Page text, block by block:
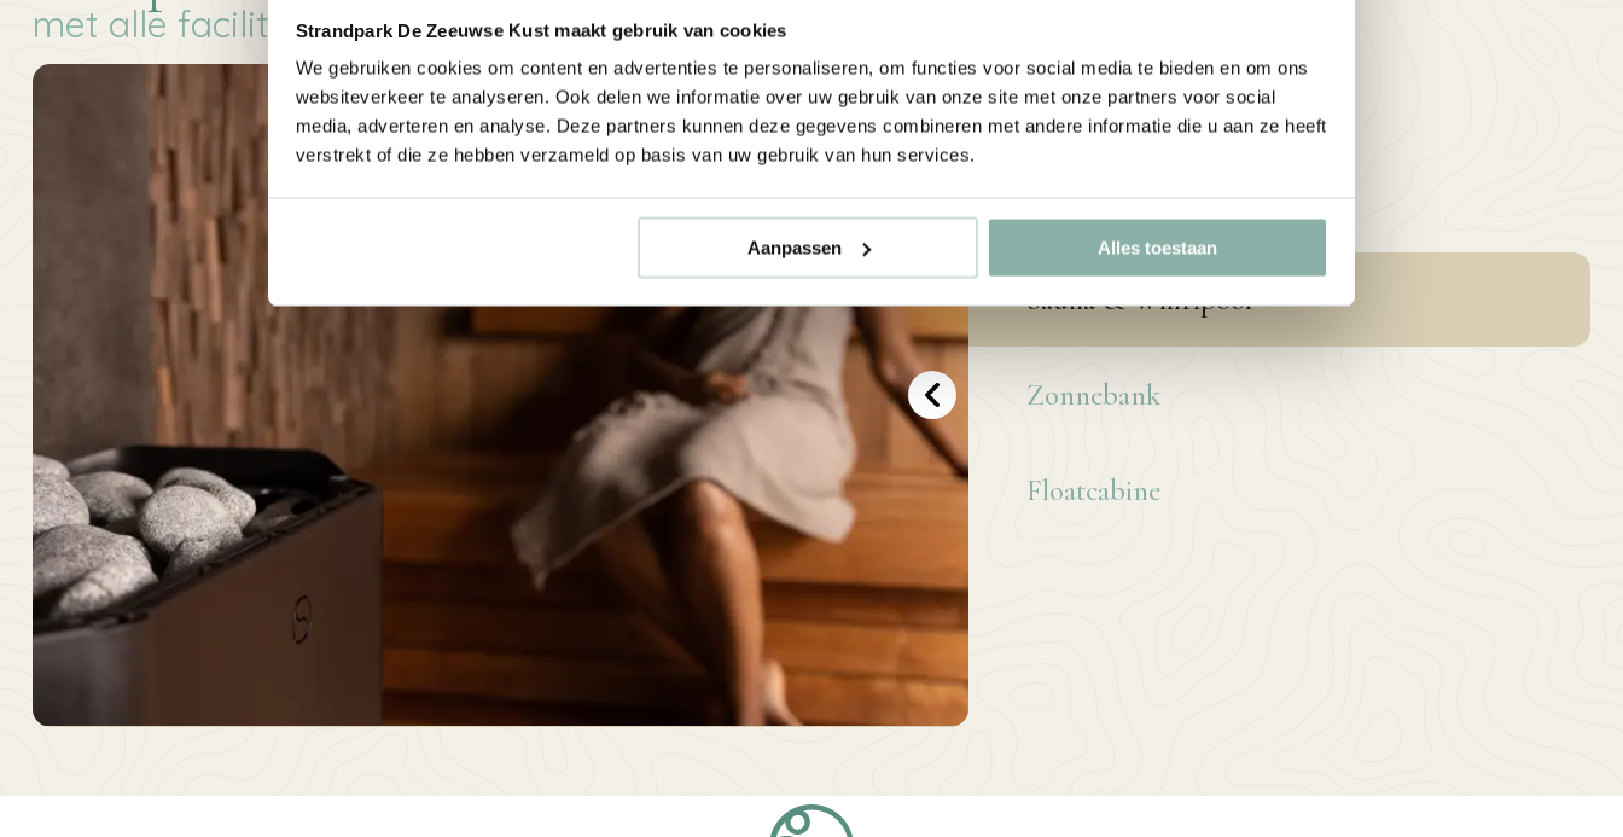
Strandpark De Zeeuwse Kust maakt gebruik van cookies
We gebruiken cookies om content en advertenties te personaliseren, om functies voor social media te bieden en om ons
websiteverkeer te analyseren. Ook delen we informatie over uw gebruik van onze site met onze partners voor social
media, adverteren en analyse. Deze partners kunnen deze gegevens combineren met andere informatie die u aan ze heeft
verstrekt of die ze hebben verzameld op basis van uw gebruik van hun services.
Aanpassen Alles toestaan
met alle faciliteiten
Bij De Zeeuwse Kust kun je nu helemaal tot rust
Je kunt lekker chillen in verschillende sauna's,
zoals een traditionele sauna, infraroodsauna of
stoomcabine. Na de sauna kun je heerlijk
ontspannen in de whirlpool.
In onze wellness wordt
geen badkleding
gedragen
Uitzondering:
opwoensdagenis het
badkledingdag
en is badkleding wel verplicht.
Sauna & Whirlpool
Zonnebank
Floatcabine